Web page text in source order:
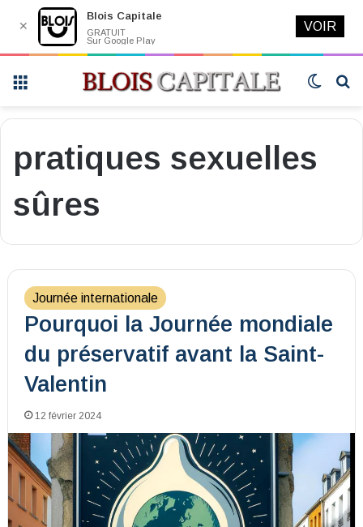
Switch
pratiques sexuelles
sûres
Journée internationale
Pourquoi la Journée mondiale
du préservatif avant la Saint-
Valentin
12 février 2024
✕
Blois Capitale
GRATUIT
Sur Google Play
VOIR